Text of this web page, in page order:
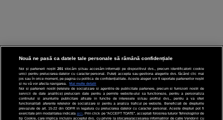
CINEMA
DIVERTISMENT
STIRI
Nouă ne pasă ca datele tale personale să rămână confidențiale
Noi și partenerii noștri 201 stocăm și/sau accesăm informații pe dispozitivul dvs., precum identificatorii cookie
unici pentru prelucrarea datelor cu caracter personal. Puteți accepta sau gestiona alegerile dvs. făcând clic mai
jos sau în orice moment, pe pagina cu politica de confidențialitate. Aceste alegeri vor fi raportate partenerilor noștri
și nu vă vor afecta navigarea.
Mai multe detalii
Noi si partenerii nostri (retelele de socializare si agentiile de publicitate partenere, precum si furnizorii nostri de
servicii de date analitice) prelucram date pentru a permite website-ului sa functioneze, pentru a personaliza
continutul si anunturile publicitare afisate in functie de interesele si/sau profilul dvs., pentru a va oferi
functionalitati aferente retelelor de socializare si pentru a analiza traficul pe website. Beneficiati de drepturile
prevazute de art. 15-22 din GDPR in legatura cu prelucrarea datelor cu caracter personal. Aceste drepturi pot fi
exercitate prin modalitatea indicataaici . Prin click pe “ACCEPT TOATE”, acceptati folosirea tuturor Tehnologiilor de
tip Cookie, care implica inclusiv acceptul dvs. cu privire la stocarea/accesarea informatiilor de catre Vendor-ii cu